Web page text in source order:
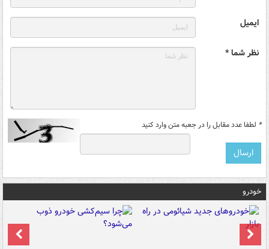
ایمیل
نظر شما *
* لطفا عدد مقابل را در جعبه متن وارد کنید
خودرو